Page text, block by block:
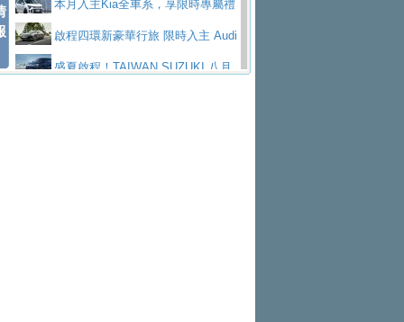
排六座純電旗艦休旅 TZ
有錢也買不到的Golf R！福斯打造
全新Golf R 24h賽車將挑戰紐柏林24小時耐
SKODA公布全新小型純電跨界休旅
慧移動與綠能創新
Volvo Trucks 承諾成為高科技供應
鏈的可靠夥伴XFORCE攜手臺南祀典大天后宮 試
入主即享尊榮豪華五星假期 多元優購方案
同步實施
本月入主Kia全車系，享限時專屬禮
遇 啟程四環新豪華行旅 限時入主 Audi
A6 旗艦陣容 低月付5,888元起及3 年乙式險
盛夏啟程！TAIWAN SUZUKI 八月